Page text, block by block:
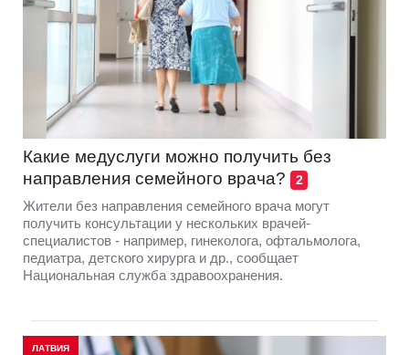
Какие медуслуги можно получить без
направления семейного врача?
2
Жители без направления семейного врача могут
получить консультации у нескольких врачей-
специалистов - например, гинеколога, офтальмолога,
педиатра, детского хирурга и др., сообщает
Национальная служба здравоохранения.
ЛАТВИЯ